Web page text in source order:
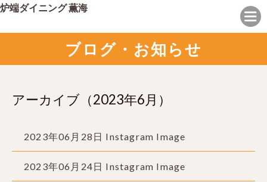
炉端ダイニング 薫海
ブログ・お知らせ
アーカイブ（2023年6月）
2023年06月28日 Instagram Image
2023年06月24日 Instagram Image